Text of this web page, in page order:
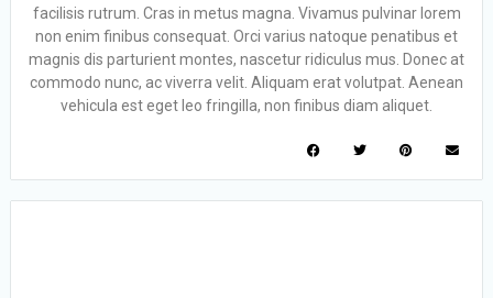
facilisis rutrum. Cras in metus magna. Vivamus pulvinar lorem
non enim finibus consequat. Orci varius natoque penatibus et
magnis dis parturient montes, nascetur ridiculus mus. Donec at
commodo nunc, ac viverra velit. Aliquam erat volutpat. Aenean
vehicula est eget leo fringilla, non finibus diam aliquet.